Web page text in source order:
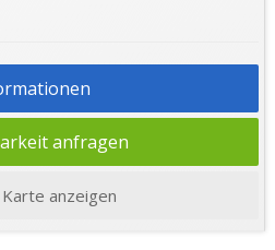
anfragen
anzeigen